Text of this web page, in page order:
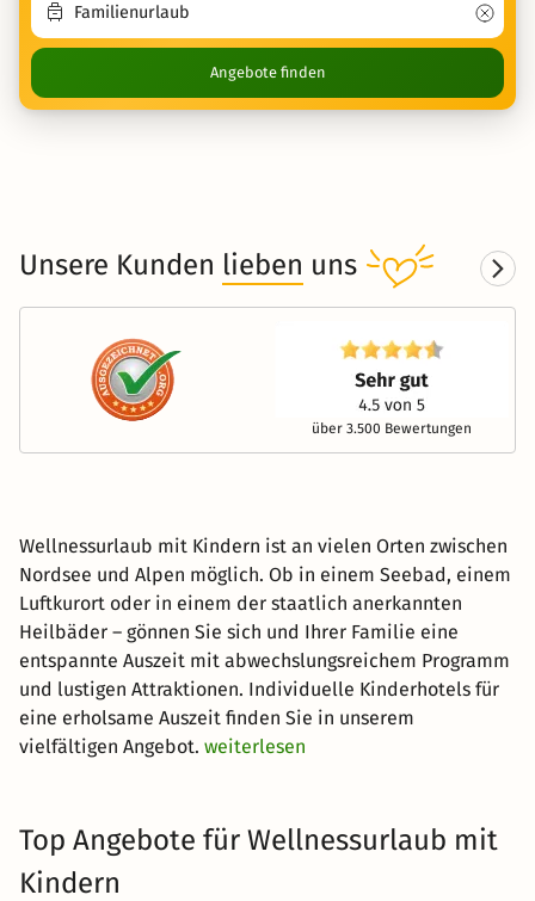
Angebote finden
Unsere Kunden lieben uns
über 3.500 Bewertungen
Wellnessurlaub mit Kindern ist an vielen Orten zwischen
Nordsee und Alpen möglich. Ob in einem Seebad, einem
Luftkurort oder in einem der staatlich anerkannten
Heilbäder – gönnen Sie sich und Ihrer Familie eine
entspannte Auszeit mit abwechslungsreichem Programm
und lustigen Attraktionen. Individuelle Kinderhotels für
eine erholsame Auszeit finden Sie in unserem
vielfältigen Angebot. weiterlesen
Top Angebote für Wellnessurlaub mit
Kindern